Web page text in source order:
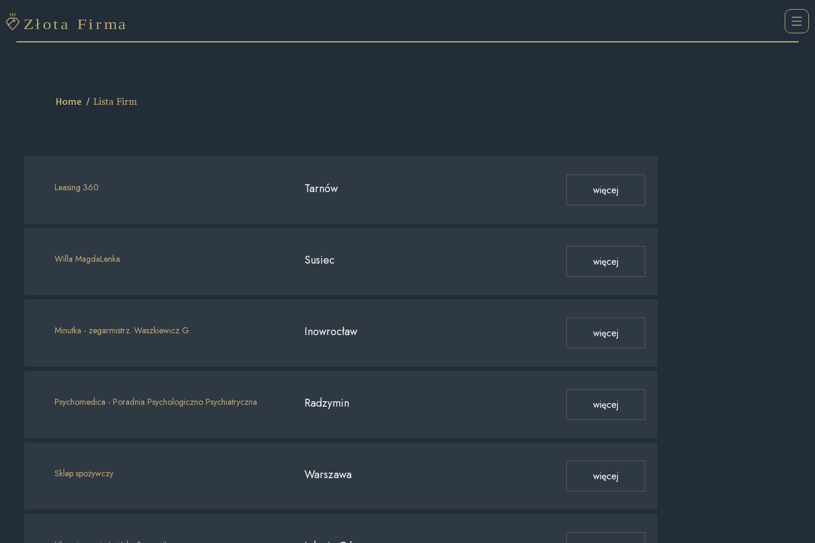
Home Lista Firm
Leasing 360 Tarnów więcej
Willa MagdaLenka Susiec więcej
Minutka - zegarmistrz. Waszkiewicz G. Inowrocław więcej
Psychomedica - Poradnia Psychologiczno Psychiatryczna Radzymin więcej
Sklep spożywczy Warszawa więcej